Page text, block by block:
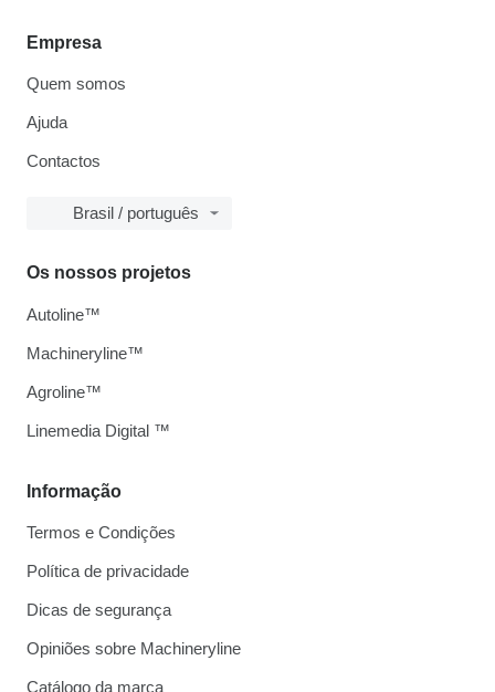
Empresa
Quem somos
Ajuda
Contactos
Brasil / português
Informação
Termos e Condições
Política de privacidade
Dicas de segurança
Opiniões sobre Machineryline
Catálogo da marca
Os nossos projetos
Autoline™
Machineryline™
Agroline™
Linemedia Digital ™